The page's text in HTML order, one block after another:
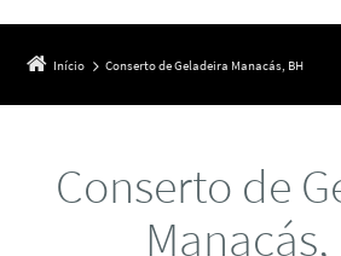
Início Conserto de Geladeira Manacás, BH
Conserto de
Manacás,